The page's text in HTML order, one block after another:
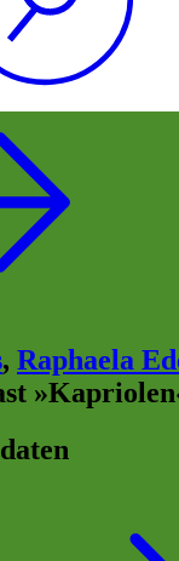
, Raphaela